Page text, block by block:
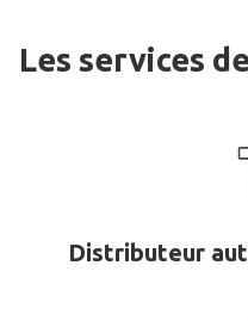
Les services
Distributeur